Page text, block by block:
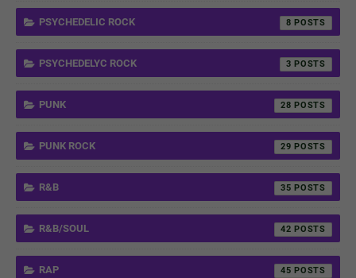
PSYCHEDELIC ROCK 8
PSYCHEDELYC ROCK 3
PUNK 28
PUNK ROCK 29
R&B 35
R&B/SOUL 42
RAP 45